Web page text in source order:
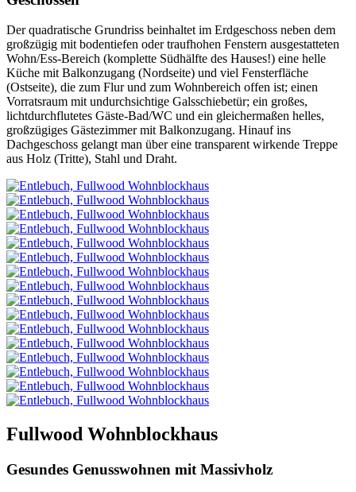
Der quadratische Grundriss beinhaltet im Erdgeschoss neben dem
großzügig mit bodentiefen oder traufhohen Fenstern ausgestatteten
Wohn/Ess-Bereich (komplette Südhälfte des Hauses!) eine helle
Küche mit Balkonzugang (Nordseite) und viel Fensterfläche
(Ostseite), die zum Flur und zum Wohnbereich offen ist; einen
Vorratsraum mit undurchsichtige Galsschiebetür; ein großes,
lichtdurchflutetes Gäste-Bad/WC und ein gleichermaßen helles,
großzügiges Gästezimmer mit Balkonzugang. Hinauf ins
Dachgeschoss gelangt man über eine transparent wirkende Treppe
aus Holz (Tritte), Stahl und Draht.
Fullwood Wohnblockhaus
Gesundes Genusswohnen mit Massivholz